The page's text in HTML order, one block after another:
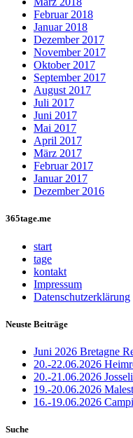
Februar 2018
Januar 2018
Dezember 2017
November 2017
Oktober 2017
September 2017
August 2017
Juli 2017
Juni 2017
Mai 2017
April 2017
März 2017
Februar 2017
Januar 2017
Dezember 2016
365tage.me
start
tage
kontakt
Impressum
Datenschutzerklärung
Neuste Beiträge
Juni 2026 Bretagne
20.-22.06.2026
20.-21.06.2026
19.-20.06.2026
16.-19.06.2026
Suche